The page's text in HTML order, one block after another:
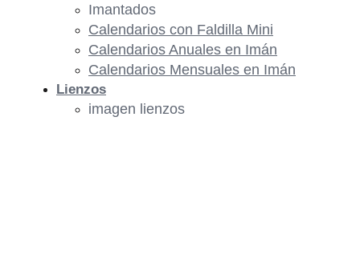
Imantados
Calendarios con Faldilla Mini
Calendarios Anuales en Imán
Calendarios Mensuales en Imán
Lienzos
imagen lienzos